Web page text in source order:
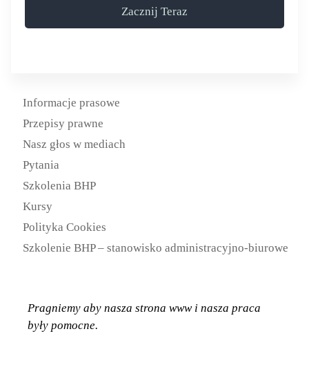
Zacznij Teraz
Informacje prasowe
Przepisy prawne
Nasz głos w mediach
Pytania
Szkolenia BHP
Kursy
Polityka Cookies
Szkolenie BHP – stanowisko administracyjno-biurowe
Pragniemy aby nasza strona www i nasza praca
były pomocne.